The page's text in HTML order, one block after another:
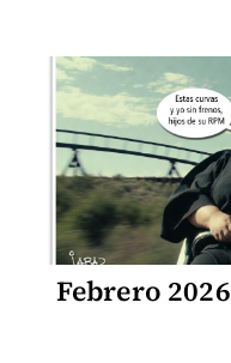
Febrero 2026